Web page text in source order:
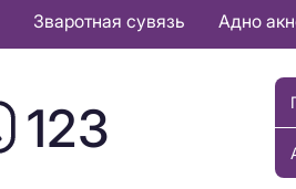
Зваротная сувязь Адно
123